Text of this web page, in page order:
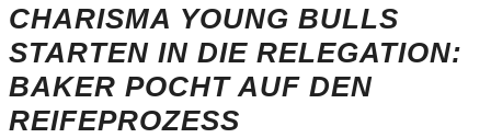
CHARISMA YOUNG BULLS
STARTEN IN DIE RELEGATION:
BAKER POCHT AUF DEN
REIFEPROZESS